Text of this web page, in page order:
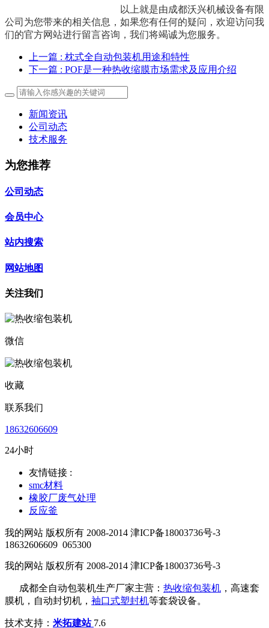
以上就是由成都沃兴机械设备有限
公司为您带来的相关信息，如果您有任何的疑问，欢迎访问我
们的官方网站进行留言咨询，我们将竭诚为您服务。
上一篇 : 枕式全自动包装机用途和特性
下一篇 : POF是一种热收缩膜市场需求及应用介绍
新闻资讯
公司动态
技术服务
为您推荐
公司动态
会员中心
站内搜索
网站地图
关注我们
微信
收藏
联系我们
18632606609
24小时
友情链接 :
smc材料
橡胶厂废气处理
反应釜
我的网站 版权所有 2008-2014 津ICP备18003736号-3
18632606609 065300
我的网站 版权所有 2008-2014 津ICP备18003736号-3
成都全自动包装机生产厂家主营： 热收缩包装机 ，高速套
膜机，自动封切机， 袖口式塑封机等套袋设备。
技术支持： 米拓建站 7.6